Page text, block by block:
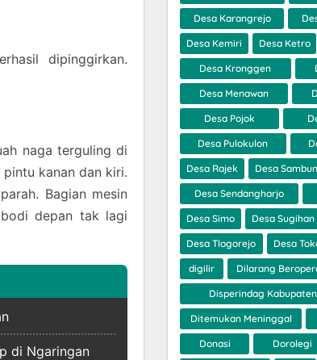
dipinggirkan.
naga terguling di
kanan dan kiri.
Bagian mesin
depan tak lagi
di Ngaringan
Desa Karangrejo
Desa Kemiri Desa Ketro
Desa Kronggen
Desa Menawan
Desa Pojok
Desa Pulokulon
Desa Rajek Desa
Desa Sendangharjo
Desa Simo Desa Sugihan
Desa Tlogorejo Desa
digilir Dilarang
Disperindag
Ditemukan Meninggal
Donasi Dorolegi